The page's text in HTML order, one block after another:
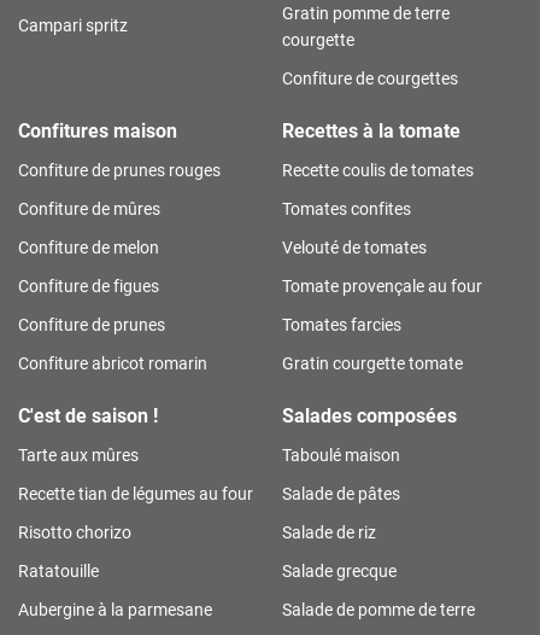
Campari spritz
Gratin pomme de terre
courgette
Confiture de courgettes
Confitures maison
Confiture de prunes rouges
Confiture de mûres
Confiture de melon
Confiture de figues
Confiture de prunes
Confiture abricot romarin
Recettes à la tomate
Recette coulis de tomates
Tomates confites
Velouté de tomates
Tomate provençale au four
Tomates farcies
Gratin courgette tomate
C'est de saison !
Tarte aux mûres
Recette tian de légumes au four
Risotto chorizo
Ratatouille
Aubergine à la parmesane
Salades composées
Taboulé maison
Salade de pâtes
Salade de riz
Salade grecque
Salade de pomme de terre